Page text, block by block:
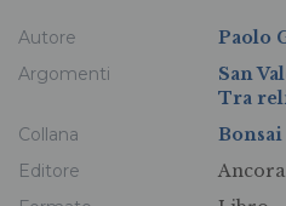
Autore
Paolo
Argomenti
San
Tra
Collana
Bonsai
Editore
Ancora